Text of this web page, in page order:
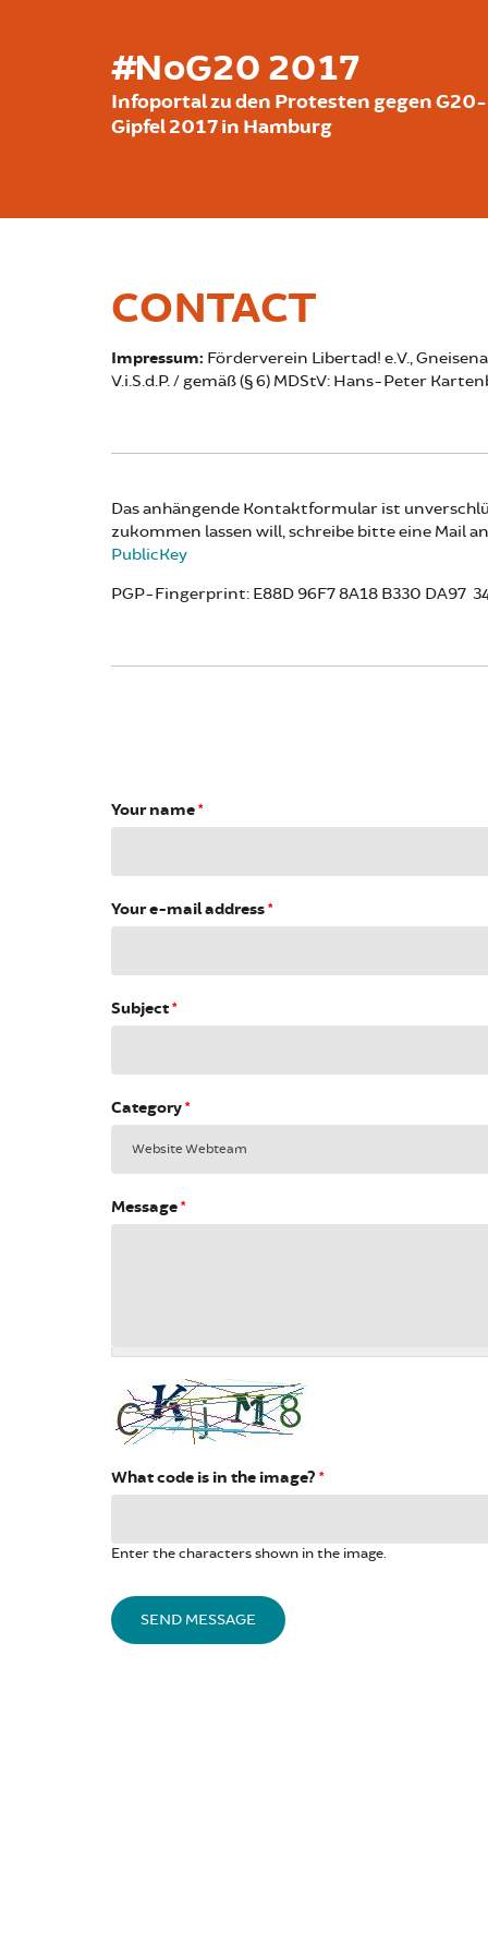
#NoG20 2017
Infoportal zu den Protesten gegen G20-
Gipfel 2017 in Hamburg
CONTACT
Impressum: Förderverein Libertad! e.V.,
V.i.S.d.P. / gemäß (§ 6) MDStV: Hans-Peter
Das anhängende Kontaktformular ist
zukommen lassen will, schreibe bitte eine Mail
PublicKey
PGP-Fingerprint: E88D 96F7 8A18 B330 DA97
Your name*
Your e-mail address*
Subject*
Category*
Message*
What code is in the image? *
Enter the characters shown in the image.